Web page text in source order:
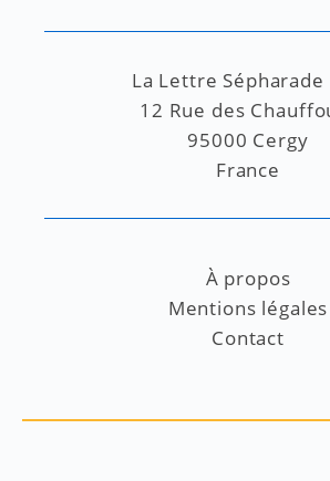
La Lettre Sépharade
12 Rue des
95000 Cergy
France
À propos
Mentions légales
Contact